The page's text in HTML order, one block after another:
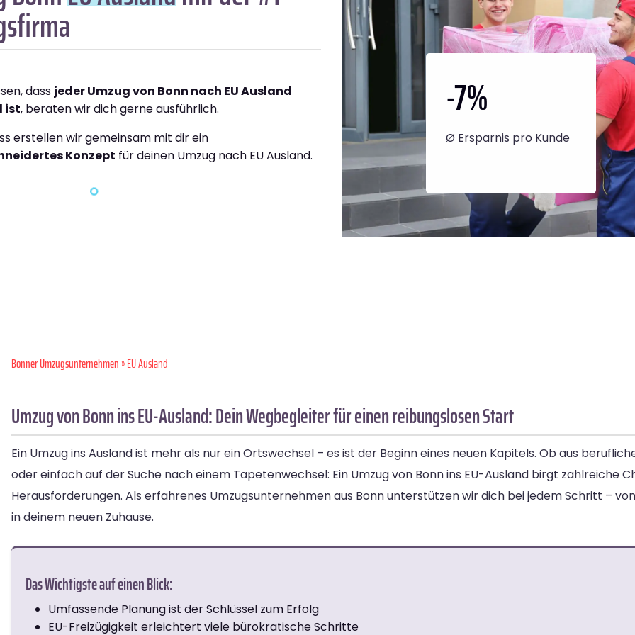
dass jeder Umzug von Bonn nach EU Ausland
ist, beraten wir dich gerne ausführlich.
erstellen wir gemeinsam mit dir ein
Konzept für deinen Umzug nach EU Ausland.
-7%
Ø Ersparnis pro Kunde
Bonner Umzugsunternehmen» EU Ausland
Umzug von Bonn ins EU-Ausland: Dein Wegbegleiter für einen reibungslosen Start
Ein Umzug ins Ausland ist mehr als nur ein Ortswechsel – es ist der Beginn eines neuen Kapitels. Ob aus
oder einfach auf der Suche nach einem Tapetenwechsel: Ein Umzug von Bonn ins EU-Ausland birgt zahlreiche
Herausforderungen. Als erfahrenes Umzugsunternehmen aus Bonn unterstützen wir dich bei jedem Schritt –
in deinem neuen Zuhause.
Das Wichtigste auf einen Blick:
Umfassende Planung ist der Schlüssel zum Erfolg
EU-Freizügigkeit erleichtert viele bürokratische Schritte